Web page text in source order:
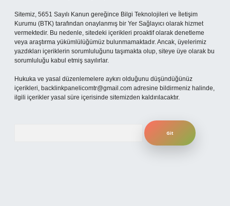
Sitemiz, 5651 Sayılı Kanun gereğince Bilgi Teknolojileri ve İletişim
Kurumu (BTK) tarafından onaylanmış bir Yer Sağlayıcı olarak hizmet
vermektedir. Bu nedenle, sitedeki içerikleri proaktif olarak denetleme
veya araştırma yükümlülüğümüz bulunmamaktadır. Ancak, üyelerimiz
yazdıkları içeriklerin sorumluluğunu taşımakta olup, siteye üye olarak bu
sorumluluğu kabul etmiş sayılırlar.
Hukuka ve yasal düzenlemelere aykırı olduğunu düşündüğünüz
içerikleri, backlinkpanelicomtr@gmail.com adresine bildirmeniz halinde,
ilgili içerikler yasal süre içerisinde sitemizden kaldırılacaktır.